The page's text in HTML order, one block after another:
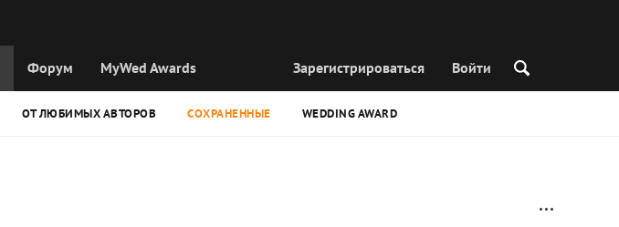
Форум MyWed Awards Зарегистрироваться Войти
ОТ ЛЮБИМЫХ АВТОРОВ СОХРАНЕННЫЕ WEDDING AWARD